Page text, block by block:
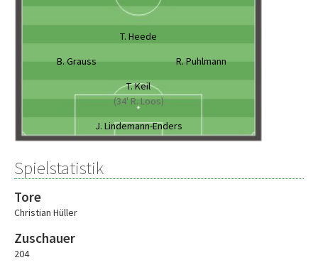
T. Heede
B. Grauss
R. Puhlmann
T. Keil
(34' R. Loos)
J. Lindemann-Enders
Spielstatistik
Tore
Christian Hüller
Zuschauer
204